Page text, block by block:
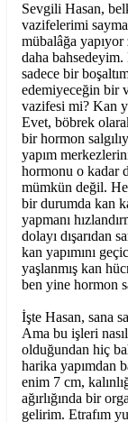
Sevgili Hasan,
vazifelerimi
mübalâğa
daha
sadece bir
edemiyeceğin bir
vazifesi mi? Kan
Evet, böbrek
bir hormon
yapım
hormonu o kadar
mümkün değil.
bir durumda kan
yapmanı
dolayı dışarıdan
kan yapımını
yaşlanmış kan
ben yine hormon
İşte Hasan, sana
Ama bu işleri nasıl
olduğundan hiç
harika yapımdan
enim 7 cm,
ağırlığında bir
gelirim. Etrafım